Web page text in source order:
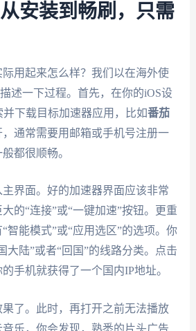
安装到畅刷，只需
用起来怎么样？我们以在海外使
述一下过程。首先，在你的iOS设
并下载目标加速器应用，比如番茄
通常需要用邮箱或手机号注册一
都很顺畅。
界面。好的加速器界面应该非常
的“连接”或“一键加速”按钮。更重
智能模式”或“应用选区”的选项。你
大陆”或者“回国”的线路分类。点击
手机就获得了一个国内IP地址。
了。此时，再打开之前无法播放
乐，你会发现，熟悉的片头广告